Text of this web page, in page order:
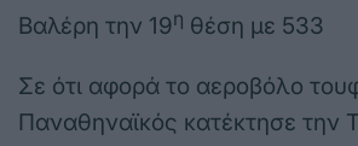
Βαλέρη την 19η θέση με 533
Σε ότι αφορά το αεροβόλο
Παναθηναϊκός κατέκτησε την